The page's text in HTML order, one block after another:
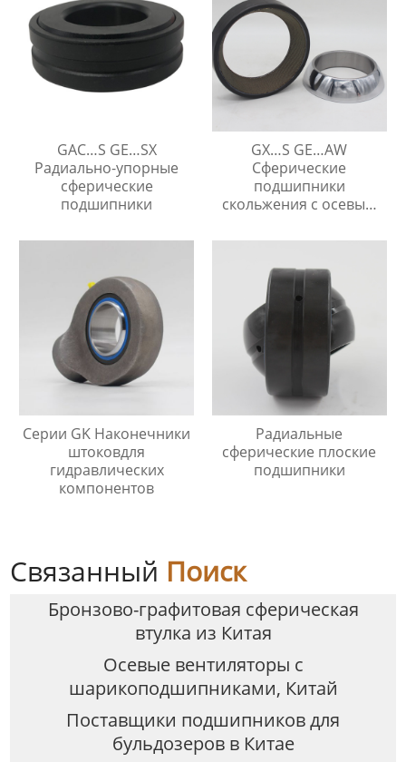
GAC…S GE…SX
Радиально-упорные
сферические
подшипники
GX…S GE…AW
Сферические
подшипники
скольжения с осевым
Серии GK Наконечники
штоковдля
гидравлических
компонентов
Радиальные
сферические плоские
подшипники
Связанный Поиск
Бронзово-графитовая сферическая
втулка из Китая
Осевые вентиляторы с
шарикоподшипниками, Китай
Поставщики подшипников для
бульдозеров в Китае